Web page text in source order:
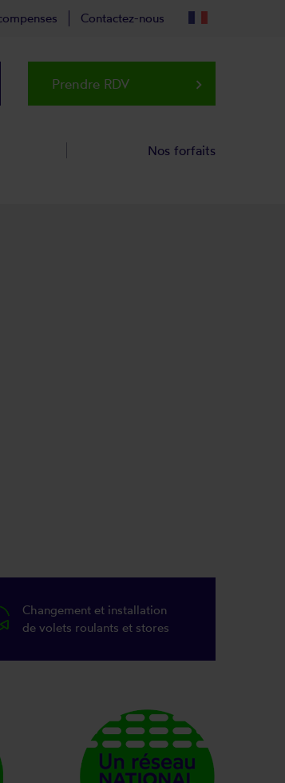
Changement et installation
de volets roulants et stores
Contactez-nous
Prendre RDV keyboard_arrow_right
Nos forfaits